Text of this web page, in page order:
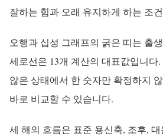
잘하는 힘과 오래 유지하게 하는 조
오행과 십성 그래프의 굵은 띠는 출
세로선은 13개 계산의 대표값입니다
않은 상태에서 한 숫자만 확정하지
바로 비교할 수 있습니다.
세 해의 흐름은 표준 용신축, 조후,